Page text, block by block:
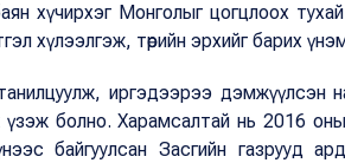
хүчирхэг Монголыг цогцлоох
хүлээлгэж, төрийн эрхийг барих
иргэдээрээ дэмжүүлсэн
үзэж болно. Харамсалтай нь 2016
байгуулсан Засгийн газрууд